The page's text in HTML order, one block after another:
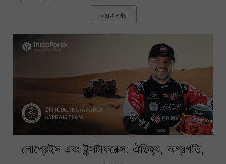
আরও তথ্য
লোপ্রেইস এবং ইন্সটাফরেক্স: ঐতিহ্য, অগ্রগতি,